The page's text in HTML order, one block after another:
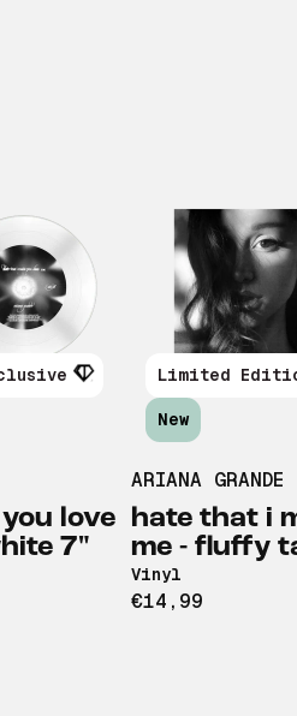
love
7"
Limited
New
ARIANA GRANDE
hate that i
me - fluffy
Vinyl
€14,99